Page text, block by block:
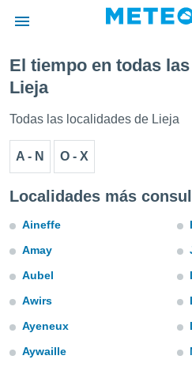
de
por
para
la
que se
a este
forma
basada
El tiempo en todas
Lieja
Todas las localidades de Lieja
A - N O - X
Localidades más
Aineffe
Amay
Aubel
Awirs
Ayeneux
Aywaille